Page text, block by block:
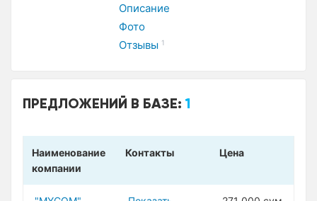
Описание
Фото
Отзывы 1
ПРЕДЛОЖЕНИЙ В БАЗЕ:1
Наименование
компании
Контакты Цена